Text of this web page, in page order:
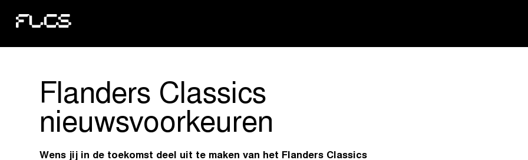
Flanders Classics
nieuwsvoorkeuren
Wens jij in de toekomst deel uit te maken van het Flanders Classics